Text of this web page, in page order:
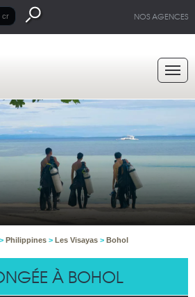
NOS AGENCES
> Philippines > Les Visayas > Bohol
À BOHOL